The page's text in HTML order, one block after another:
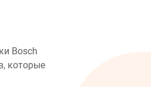
печей
машин
Bosch
которые